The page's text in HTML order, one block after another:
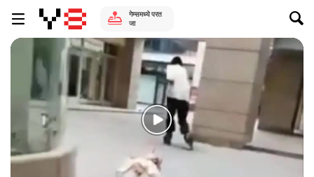
गेम्समध्ये परत
जा